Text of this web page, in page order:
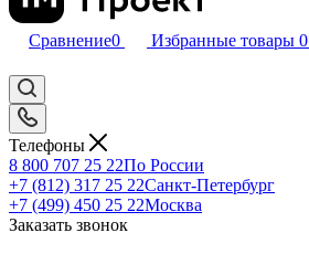
Сравнение0 Избранные товары 0
Телефоны
8 800 707 25 22По России
+7 (812) 317 25 22Санкт-Петербург
+7 (499) 450 25 22Москва
Заказать звонок